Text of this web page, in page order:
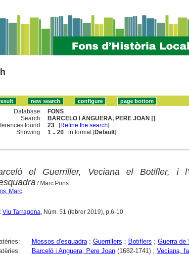
Database:
FONS
Search:
BARCELO I ANGUERA, PERE JOAN []
found:
23 [Refine the search]
Showing:
1 .. 20 in format [Default]
el Guerriller, Veciana el Botifler, i
/ Marc Pons
Marc
Viu Tarragona, Núm. 51 (febrer 2019), p.6-10
Mossos d'esquadra; Guerrillers ; Botiflers ; Guerra de
Barceló i Anguera, Pere Joan(1682-1741) ; Veciana,